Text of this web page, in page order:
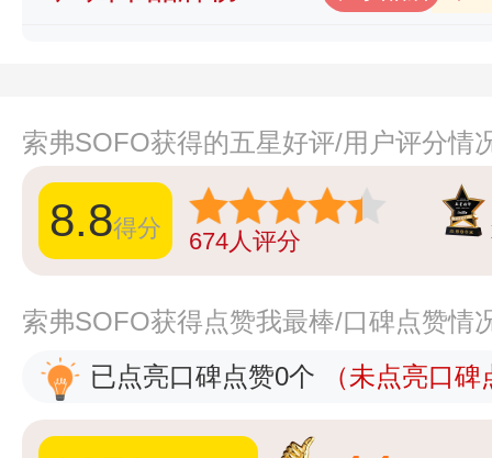
索弗SOFO获得的五星好评/用户评分情
8.8得分 674人评分
索弗SOFO获得点赞我最棒/口碑点赞情
已点亮口碑点赞0个
（未点亮口